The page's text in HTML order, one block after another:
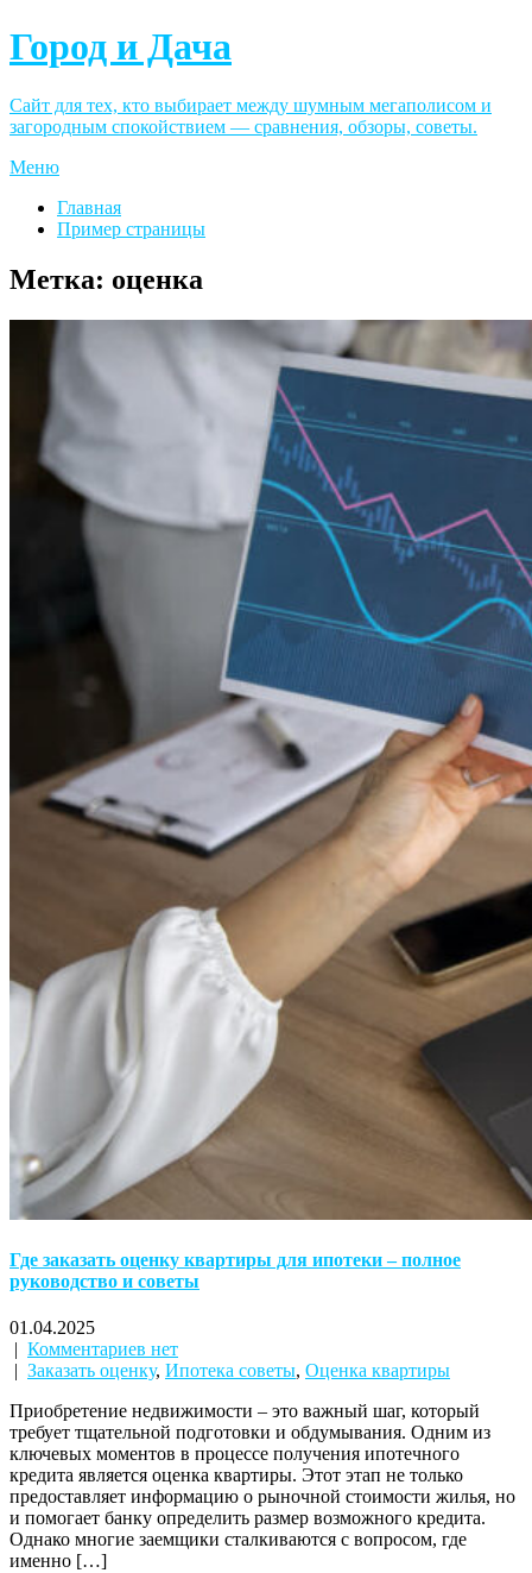
Город и Дача
Сайт для тех, кто выбирает между шумным мегаполисом и
загородным спокойствием — сравнения, обзоры, советы.
Меню
Главная
Пример страницы
Метка: оценка
Где заказать оценку квартиры для ипотеки – полное
руководство и советы
01.04.2025
| Комментариев нет
| Заказать оценку, Ипотека советы, Оценка квартиры
Приобретение недвижимости – это важный шаг, который
требует тщательной подготовки и обдумывания. Одним из
ключевых моментов в процессе получения ипотечного
кредита является оценка квартиры. Этот этап не только
предоставляет информацию о рыночной стоимости жилья, но
и помогает банку определить размер возможного кредита.
Однако многие заемщики сталкиваются с вопросом, где
именно […]